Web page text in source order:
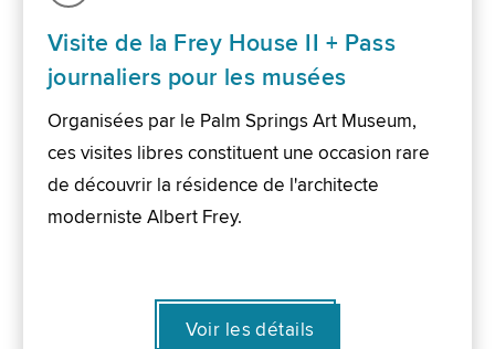
Visite de la Frey House II + Pass
journaliers pour les musées
Organisées par le Palm Springs Art Museum,
ces visites libres constituent une occasion rare
de découvrir la résidence de l'architecte
moderniste Albert Frey.
Voir les détails